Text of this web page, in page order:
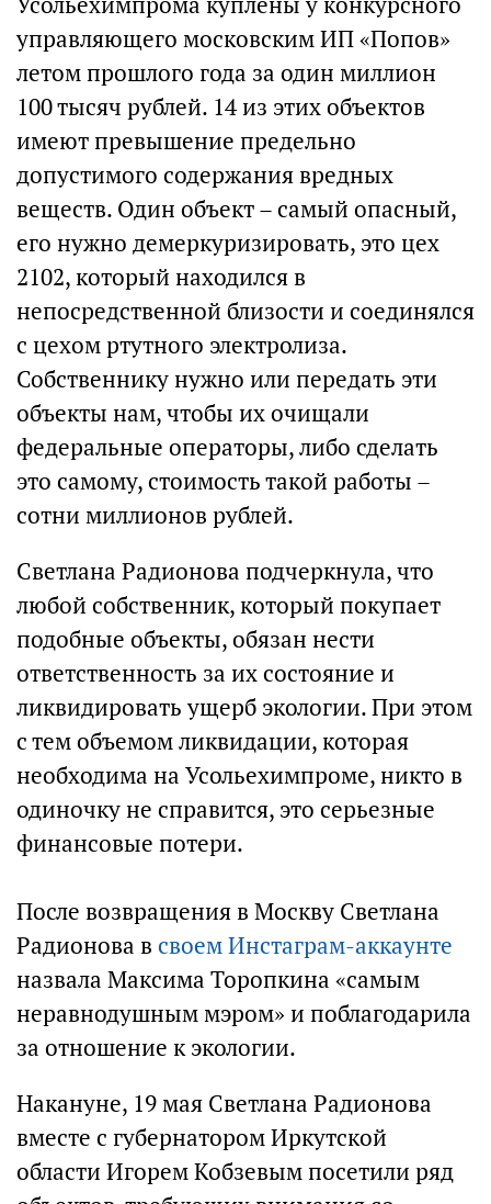
управляющего московским ИП «Попов»
летом прошлого года за один миллион
100 тысяч рублей. 14 из этих объектов
имеют превышение предельно
допустимого содержания вредных
веществ. Один объект – самый опасный,
его нужно демеркуризировать, это цех
2102, который находился в
непосредственной близости и соединялся
с цехом ртутного электролиза.
Собственнику нужно или передать эти
объекты нам, чтобы их очищали
федеральные операторы, либо сделать
это самому, стоимость такой работы –
сотни миллионов рублей.
Светлана Радионова подчеркнула, что
любой собственник, который покупает
подобные объекты, обязан нести
ответственность за их состояние и
ликвидировать ущерб экологии. При этом
с тем объемом ликвидации, которая
необходима на Усольехимпроме, никто в
одиночку не справится, это серьезные
финансовые потери.
После возвращения в Москву Светлана
Радионова в своем Инстаграм-аккаунте
назвала Максима Торопкина «самым
неравнодушным мэром» и поблагодарила
за отношение к экологии.
Накануне, 19 мая Светлана Радионова
вместе с губернатором Иркутской
области Игорем Кобзевым посетили ряд